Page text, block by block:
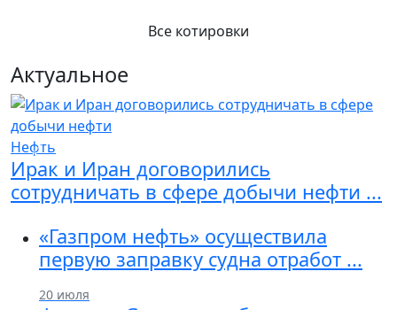
Все котировки
Актуальное
Нефть
Ирак и Иран договорились
сотрудничать в сфере добычи нефти ...
Previous
«Газпром нефть» осуществила
первую заправку судна отработ ...
20 июля